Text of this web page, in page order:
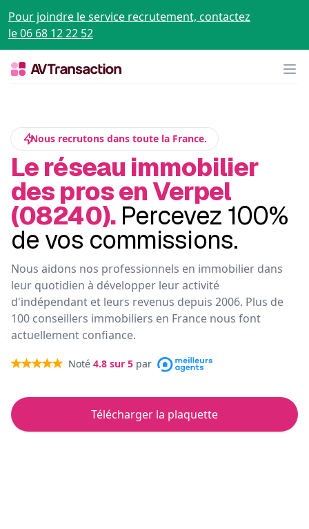
Pour joindre le service recrutement, contactez
le 06 68 12 22 52
Nous recrutons dans toute la France.
Le réseau immobilier
des pros en Verpel
(08240). Percevez 100%
de vos commissions.
Nous aidons nos professionnels en immobilier dans
leur quotidien à développer leur activité
d'indépendant et leurs revenus depuis 2006. Plus de
100 conseillers immobiliers en France nous font
actuellement confiance.
Noté 4.8 sur 5 par
Télécharger la plaquette